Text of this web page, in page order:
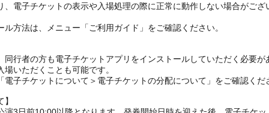
、電子チケットの表示や入場処理の際に正常に動作しない場合がご
方法は、メニュー「ご利用ガイド」をご確認ください。
同行者の方も電子チケットアプリをインストールしていただく必要が
いただくことも可能です。
子チケットについて＞電子チケットの分配について」をご確認くだ